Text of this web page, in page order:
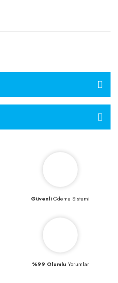
GüvenliÖdeme Sistemi
%99 Olumlu Yorumlar